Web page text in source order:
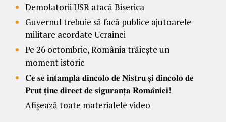
Demolatorii USR atacă Biserica
Guvernul trebuie să facă publice ajutoarele
militare acordate Ucrainei
Pe 26 octombrie, România trăiește un
moment istoric
𝐂𝐞 𝐬𝐞 𝐢𝐧𝐭𝐚𝐦𝐩𝐥𝐚 𝐝𝐢𝐧𝐜𝐨𝐥𝐨 𝐝𝐞 𝐍𝐢𝐬𝐭𝐫𝐮 𝐬̦𝐢 𝐝𝐢𝐧𝐜𝐨𝐥𝐨 𝐝𝐞
𝐏𝐫𝐮𝐭 𝐭̦𝐢𝐧𝐞 𝐝𝐢𝐫𝐞𝐜𝐭 𝐝𝐞 𝐬𝐢𝐠𝐮𝐫𝐚𝐧𝐭̦𝐚 𝐑𝐨𝐦𝐚̂𝐧𝐢𝐞𝐢!
Afișează toate materialele video